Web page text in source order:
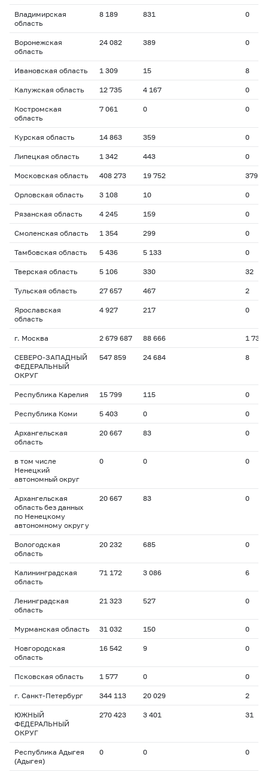
Владимирская
область
8 189 831 0
Воронежская
область
24 082 389 0
Ивановская область 1 309 15 8
Калужская область 12 735 4 167 0
Костромская
область
7 061 0 0
Курская область 14 863 359 0
Липецкая область 1 342 443 0
Московская область 408 273 19 752 379
Орловская область 3 108 10 0
Рязанская область 4 245 159 0
Смоленская область 1 354 299 0
Тамбовская область 5 436 5 133 0
Тверская область 5 106 330 32
Тульская область 27 657 467 2
Ярославская
область
4 927 217 0
г. Москва 2 679 687 88 666 1 734
СЕВЕРО-ЗАПАДНЫЙ
ФЕДЕРАЛЬНЫЙ
ОКРУГ
547 859 24 684 8
Республика Карелия 15 799 115 0
Республика Коми 5 403 0 0
Архангельская
область
20 667 83 0
в том числе
Ненецкий
автономный округ
0 0 0
Архангельская
область без данных
по Ненецкому
автономному округу
20 667 83 0
Вологодская
область
20 232 685 0
Калининградская
область
71 172 3 086 6
Ленинградская
область
21 323 527 0
Мурманская область 31 032 150 0
Новгородская
область
16 542 9 0
Псковская область 1 577 0 0
г. Санкт-Петербург 344 113 20 029 2
ЮЖНЫЙ
ФЕДЕРАЛЬНЫЙ
ОКРУГ
270 423 3 401 31
Республика Адыгея
(Адыгея)
0 0 0